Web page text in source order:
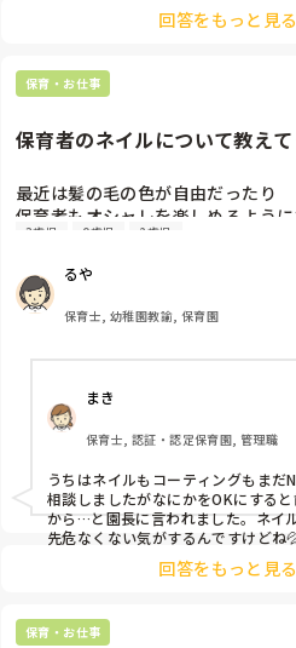
同じクラスの先生が、もしも今後、
あることが出てきたら、その時には
じて謝るなりすればいいと思います。
り、これからの振る舞いだと思いま
くことも大事かと。
憶測で考えて妄想を広げないことで
回答をもっと見る
保育・お仕事
保育者のネイルについて教え
最近は髪の毛の色が自由だったり
保育者もオシャレを楽しめるよう
はとても良いことだと思っているの
今の園では一応まだNGにはなって
爪が弱いからコーティングしていな
とか色々理由がありつつ地味目の
でしている人が半数くらいいます。
すが、足は煌びやかなネイルになっ
そもそもどうしてネイルがNGだっ
だんわからなくなって来ました笑
他の園ではどのような感じなのか教
嬉しいです。
3歳児 0歳児 2歳児
るや
保育士, 幼稚園教諭, 保育園
まき
保育士, 認証・認定保育園, 管理職
うちはネイルもコーティングもまだ
相談しましたがなにかをOKにする
から…と園長に言われました。ネイ
先危なくない気がするんですけどね
な認可外保育所などはネイルOKのと
回答をもっと見る
保育・お仕事